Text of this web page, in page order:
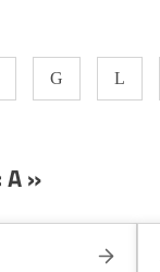
G L
»